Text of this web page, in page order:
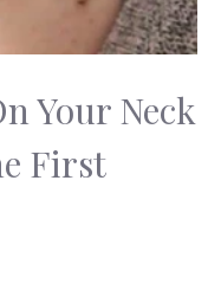
Your Neck
First